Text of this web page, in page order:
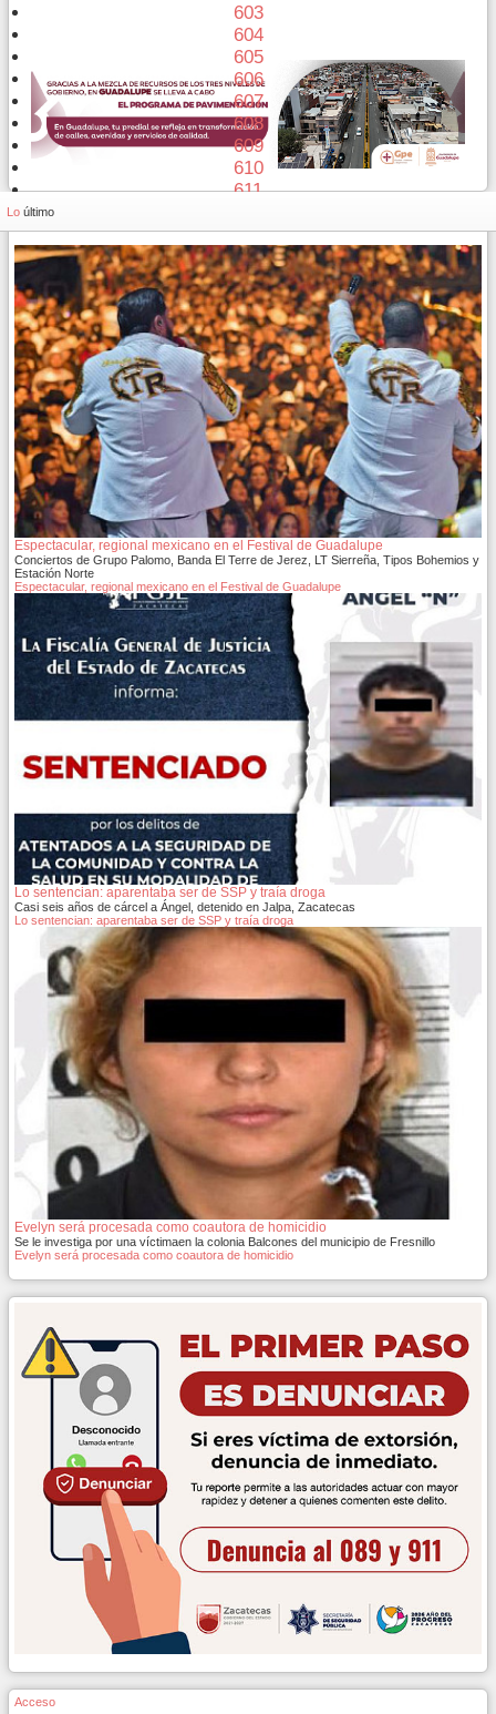
603
604
605
606
607
608
609
610
611
Lo último
Espectacular, regional mexicano en el Festival de Guadalupe
Conciertos de Grupo Palomo, Banda El Terre de Jerez, LT Sierreña, Tipos Bohemios y
Estación Norte
Espectacular, regional mexicano en el Festival de Guadalupe
Lo sentencian: aparentaba ser de SSP y traía droga
Casi seis años de cárcel a Ángel, detenido en Jalpa, Zacatecas
Lo sentencian: aparentaba ser de SSP y traía droga
Evelyn será procesada como coautora de homicidio
Se le investiga por una víctimaen la colonia Balcones del municipio de Fresnillo
Evelyn será procesada como coautora de homicidio
Acceso